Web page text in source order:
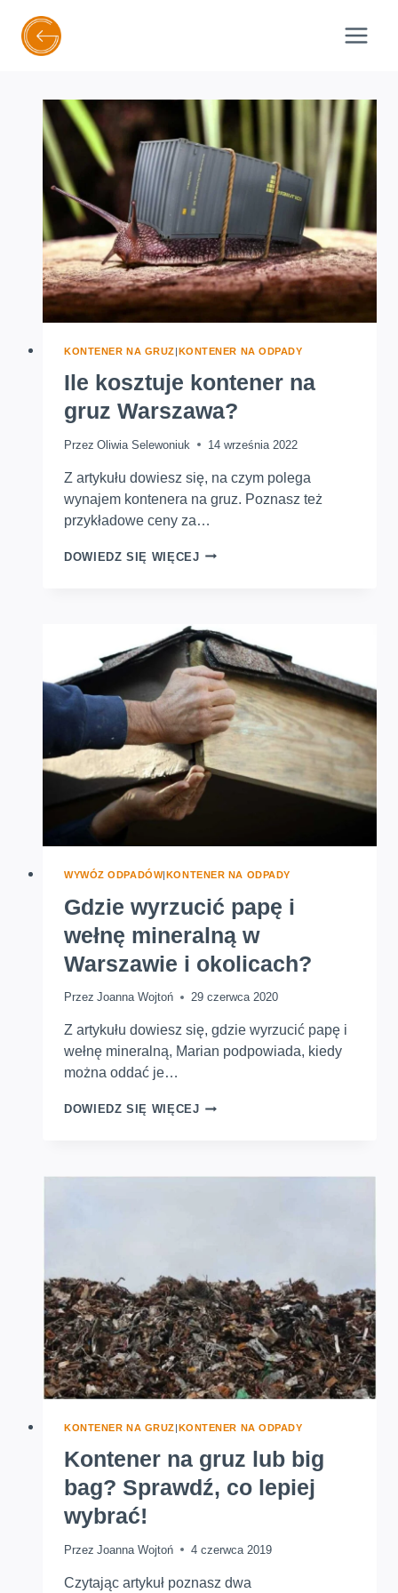
treści
KONTENER NA GRUZ|KONTENER NA ODPADY
Ile kosztuje kontener na
gruz Warszawa?
Przez Oliwia Selewoniuk 14 września 2022
Z artykułu dowiesz się, na czym polega
wynajem kontenera na gruz. Poznasz też
przykładowe ceny za…
DOWIEDZ SIĘ WIĘCEJILE
WARSZAWA?
WYWÓZ ODPADÓW| KONTENER NA ODPADY
Gdzie wyrzucić papę i
wełnę mineralną w
Warszawie i okolicach?
Przez Joanna Wojtoń 29 czerwca 2020
Z artykułu dowiesz się, gdzie wyrzucić papę i
wełnę mineralną, Marian podpowiada, kiedy
można oddać je…
DOWIEDZ SIĘ WIĘCEJGDZIE
KONTENER NA GRUZ|KONTENER NA ODPADY
Kontener na gruz lub big
bag? Sprawdź, co lepiej
wybrać!
Przez Joanna Wojtoń 4 czerwca 2019
Czytając artykuł poznasz dwa